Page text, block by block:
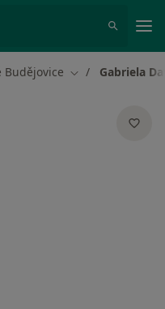
Budějovice Změna města
Gabriela